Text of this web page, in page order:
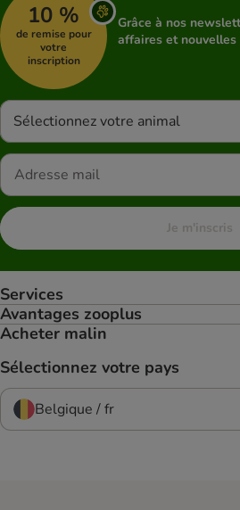
10 %
de remise pour
votre
inscription
Grâce à nos
affaires et nouvelles
Sélectionnez votre animal
Je m'inscris
Services
Avantages zooplus
Acheter malin
Sélectionnez votre pays
Belgique / fr